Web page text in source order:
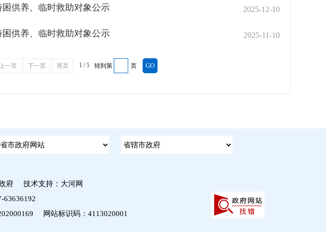
2025-12-10
供养、临时救助对象公示
2025-11-10
供养、临时救助对象公示
上一页 下一页 尾页 1 / 5 转到第 页
政府 技术支持：大河网
63636192
网站标识码：4113020001